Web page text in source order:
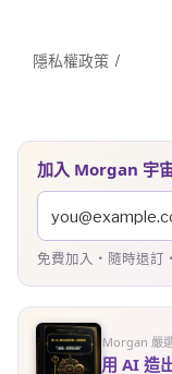
隱私權政策
加入 Morgan 宇
免費加入・隨時退訂
Morgan 嚴
用 AI 造